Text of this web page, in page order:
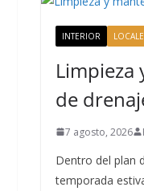
INTERIOR
Limpieza
de
7 agosto, 2026
Dentro del plan
temporada